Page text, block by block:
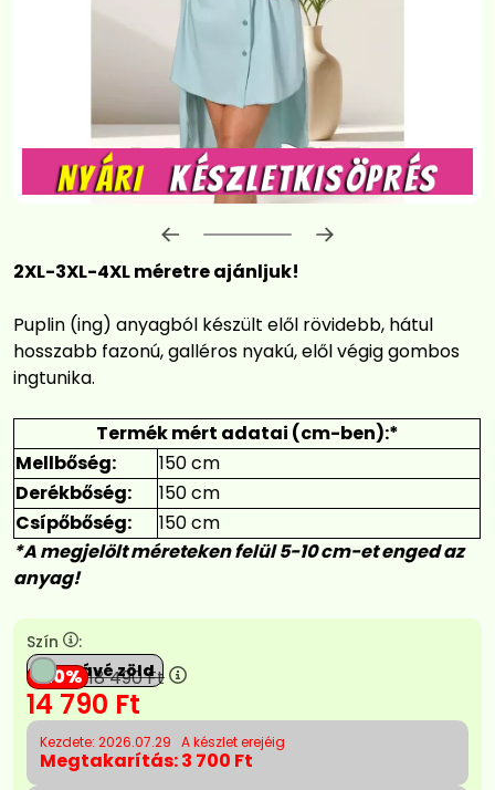
Előrehaladás:
2XL-3XL-4XL méretre ajánljuk!
Puplin (ing) anyagból készült elől rövidebb, hátul
hosszabb fazonú, galléros nyakú, elől végig gombos
ingtunika.
Termék mért adatai (cm-ben):*
Mellbőség:
150 cm
Derékbőség:
150 cm
Csípőbőség:
150 cm
*A megjelölt méreteken felül 5-10 cm-et enged az
anyag!
Szín
:
Agávé zöld
20 18 490Ft
14 790 Ft
Kezdete: 2026.07.29 A készlet erejéig
Megtakarítás:3 700 Ft